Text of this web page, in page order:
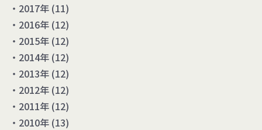
2017年 (11)
2016年 (12)
2015年 (12)
2014年 (12)
2013年 (12)
2012年 (12)
2011年 (12)
2010年 (13)